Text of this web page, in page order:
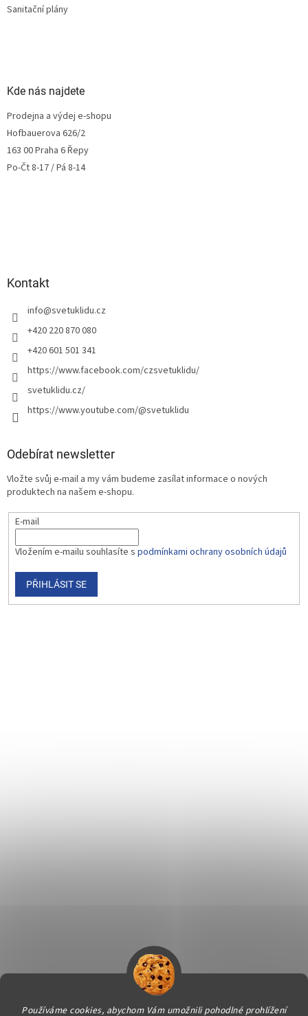
Používáme cookies, abychom Vám umožnili pohodlné prohlížení
Sanitační plány
Kde nás najdete
Prodejna a výdej e-shopu
Hofbauerova 626/2
163 00 Praha 6 Řepy
Po-Čt 8-17 / Pá 8-14
Kontakt
info@svetuklidu.cz
+420 220 870 080
+420 601 501 341
https://www.facebook.com/czsvetuklidu/
svetuklidu.cz/
https://www.youtube.com/@svetuklidu
Odebírat newsletter
Vložte svůj e-mail a my vám budeme zasílat informace o nových
produktech na našem e-shopu.
E-mail
Vložením e-mailu souhlasíte s podmínkami ochrany osobních údajů
PŘIHLÁSIT SE